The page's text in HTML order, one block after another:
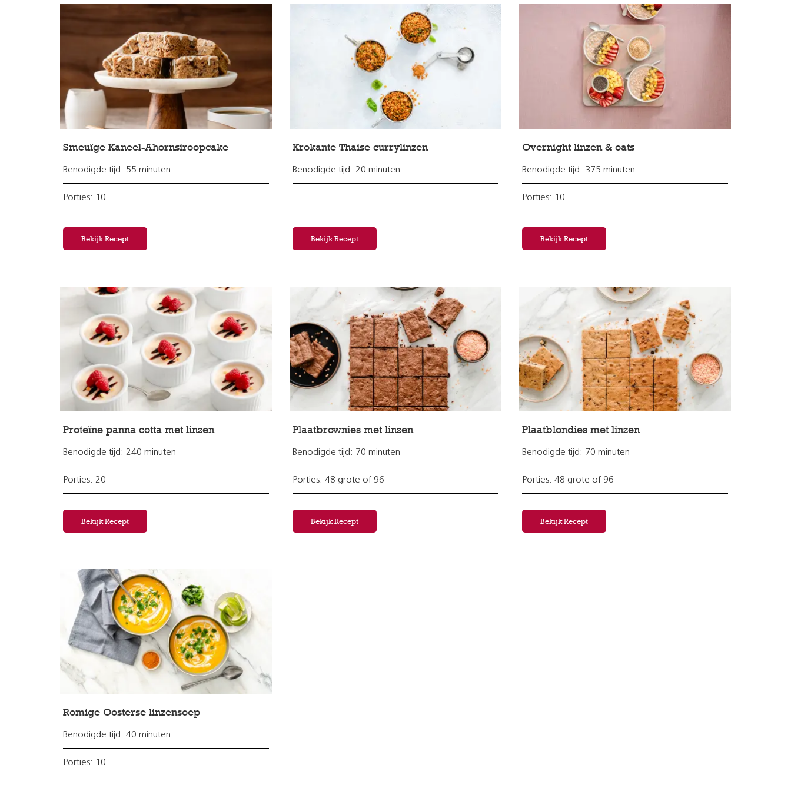
Smeuïge Kaneel-Ahornsiroopcake
Benodigde tijd: 55 minuten
Porties: 10
Bekijk Recept
Krokante Thaise currylinzen
Benodigde tijd: 20 minuten
Bekijk Recept
Overnight linzen & oats
Benodigde tijd: 375 minuten
Porties: 10
Bekijk Recept
Proteïne panna cotta met linzen
Benodigde tijd: 240 minuten
Porties: 20
Bekijk Recept
Plaatbrownies met linzen
Benodigde tijd: 70 minuten
Porties: 48 grote of 96
Bekijk Recept
Plaatblondies met linzen
Benodigde tijd: 70 minuten
Porties: 48 grote of 96
Bekijk Recept
Romige Oosterse linzensoep
Benodigde tijd: 40 minuten
Porties: 10